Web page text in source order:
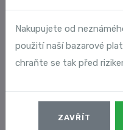
Vyhledané podvody
Číslo podvodu
21807
Nakupujete od
použití naší bazarové
chraňte se tak před
ZAVŘÍT